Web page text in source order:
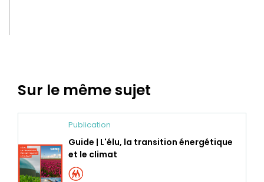
Sur le même sujet
Publication
Guide | L'élu, la transition énergétique
et le climat